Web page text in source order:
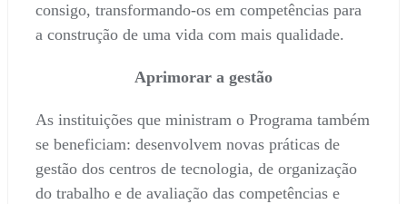
consigo, transformando-os em competências para
a construção de uma vida com mais qualidade.
Aprimorar a gestão
As instituições que ministram o Programa também
se beneficiam: desenvolvem novas práticas de
gestão dos centros de tecnologia, de organização
do trabalho e de avaliação das competências e